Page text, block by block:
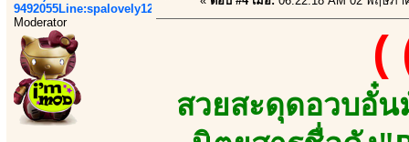
9492055Line:spalovely123
Moderator
สวยสะดุดอวบอั๋